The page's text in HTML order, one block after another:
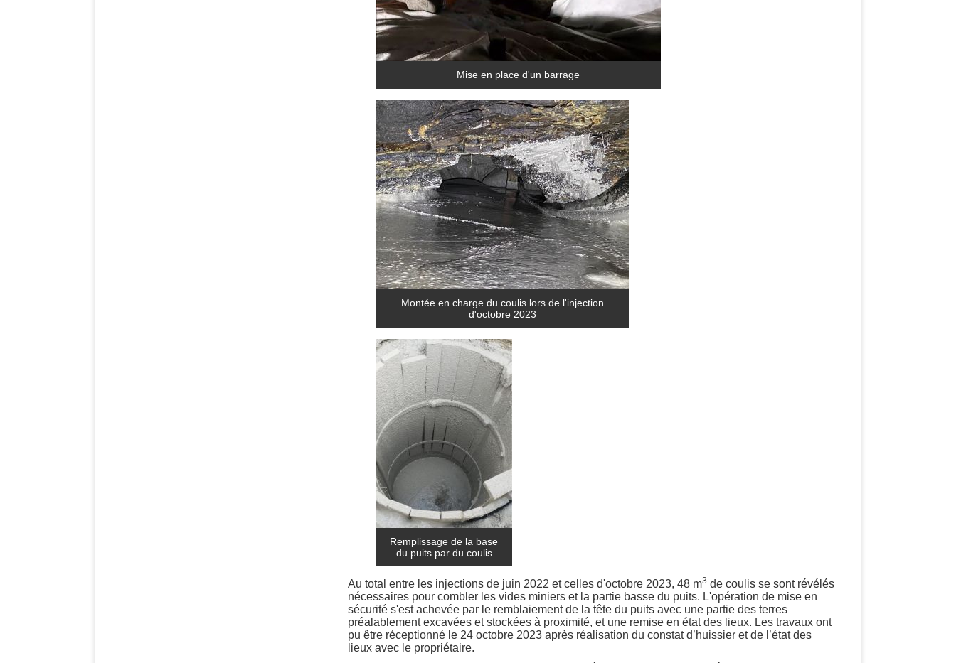
Mise en place d'un barrage
Montée en charge du coulis lors de l'injection
d'octobre 2023
Remplissage de la base
du puits par du coulis
Au total entre les injections de juin 2022 et celles d'octobre 2023, 48 m3 de coulis se sont révélés
nécessaires pour combler les vides miniers et la partie basse du puits. L'opération de mise en
sécurité s'est achevée par le remblaiement de la tête du puits avec une partie des terres
préalablement excavées et stockées à proximité, et une remise en état des lieux. Les travaux ont
pu être réceptionné le 24 octobre 2023 après réalisation du constat d’huissier et de l’état des
lieux avec le propriétaire.